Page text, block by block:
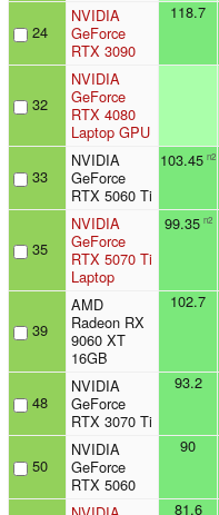
24
NVIDIA
GeForce
RTX 3090
118.7
32
NVIDIA
GeForce
RTX 4080
Laptop GPU
33
NVIDIA
GeForce
RTX 5060 Ti
103.45 n2
35
NVIDIA
GeForce
RTX 5070 Ti
Laptop
99.35 n2
39
AMD
Radeon RX
9060 XT
16GB
102.7
48
NVIDIA
GeForce
RTX 3070 Ti
93.2
50
NVIDIA
GeForce
RTX 5060
90
81.6